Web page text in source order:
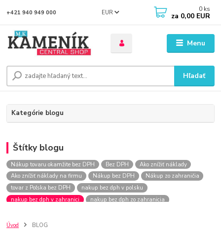
Menu
EUR
Hľadať
+421 940 949 000 0 ks
za 0,00 EUR
Kategórie blogu
Štítky blogu
Nákup tovaru okamžite bez DPH Bez DPH
Ako znížiť náklady
Ako znížiť náklady na firmu
Nákup bez DPH
Nákup zo zahraničia
tovar z Poľska bez DPH
nakup bez dph v polsku
nakup bez dph v zahranici
nakup bez dph zo zahranicia
szco nakup bez dph
Úvod BLOG